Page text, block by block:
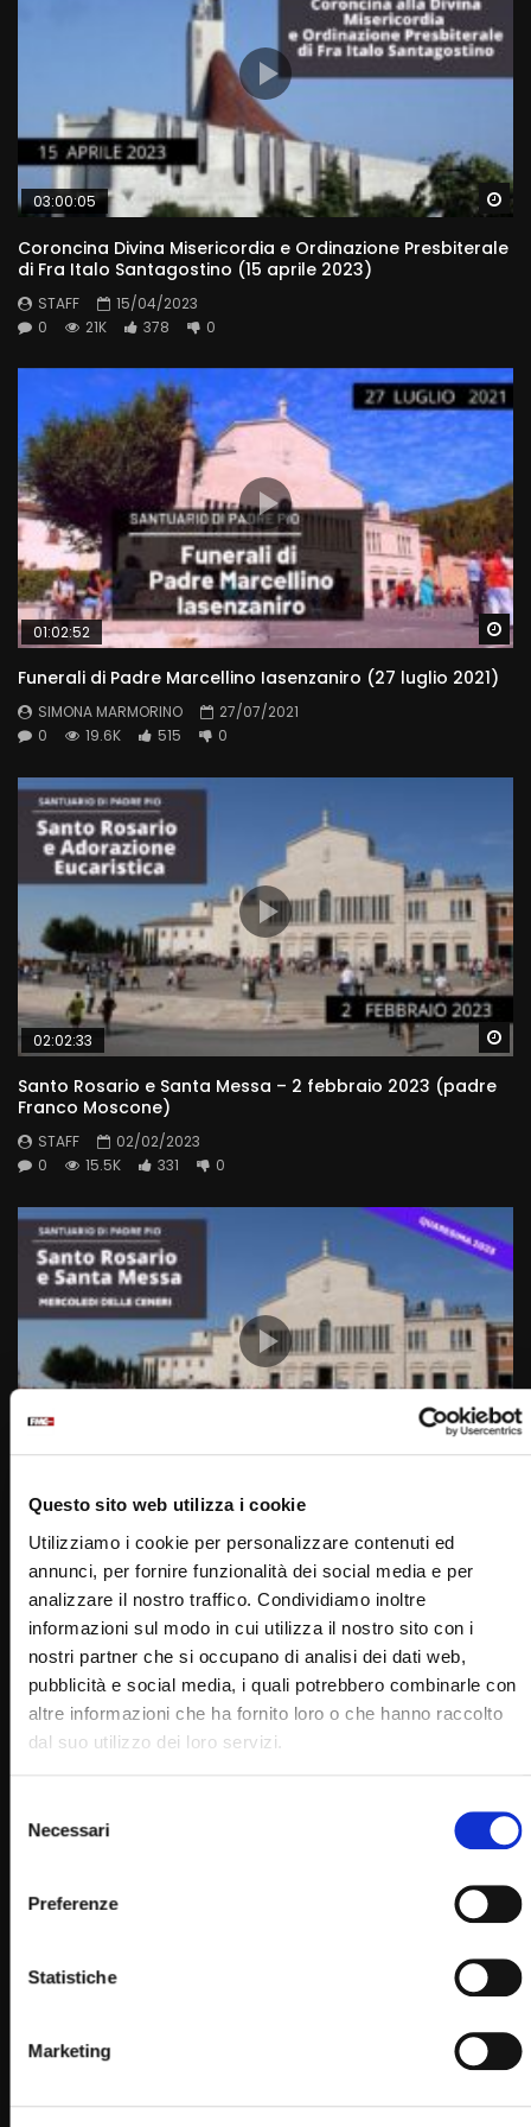
Questo sito web utilizza i cookie
Utilizziamo i cookie per personalizzare contenuti ed
annunci, per fornire funzionalità dei social media e per
analizzare il nostro traffico. Condividiamo inoltre
informazioni sul modo in cui utilizza il nostro sito con i
nostri partner che si occupano di analisi dei dati web,
pubblicità e social media, i quali potrebbero combinarle con
altre informazioni che ha fornito loro o che hanno raccolto
dal suo utilizzo dei loro servizi.
delNecessari
Preferenze
Statistiche
Marketing
03:00:05
Coroncina Divina Misericordia e Ordinazione Presbiterale
di Fra Italo Santagostino (15 aprile 2023)
STAFF
15/04/2023
0
21K 378 0
01:02:52
Funerali di Padre Marcellino Iasenzaniro (27 luglio 2021)
SIMONA MARMORINO
27/07/2021
0
19.6K 515 0
02:02:33
Santo Rosario e Santa Messa – 2 febbraio 2023 (padre
Franco Moscone)
STAFF
02/02/2023
0
15.5K 331 0
Santa Rosario e Santa Messa – 22 febbraio 2023 –
Mercoledì delle Ceneri (fr. Francesco Dileo)
STAFF
22/02/2023
0
15.5K 280 0
02:21:10
aprile 2021